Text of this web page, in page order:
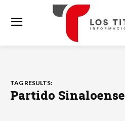
TAG RESULTS:
Partido Sinaloense